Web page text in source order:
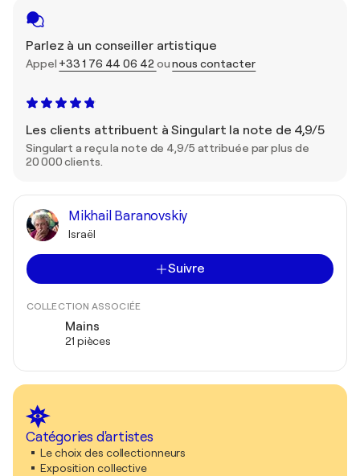
Parlez à un conseiller artistique
Appel +33 1 76 44 06 42ounous contacter
Les clients attribuent à Singulart la note de 4,9/5
Singulart a reçu la note de 4,9/5 attribuée par plus de
20 000 clients.
Mikhail Baranovskiy
Israël
Suivre
COLLECTION ASSOCIÉE
Mains
21 pièces
Catégories d'artistes
Le choix des collectionneurs
Exposition collective